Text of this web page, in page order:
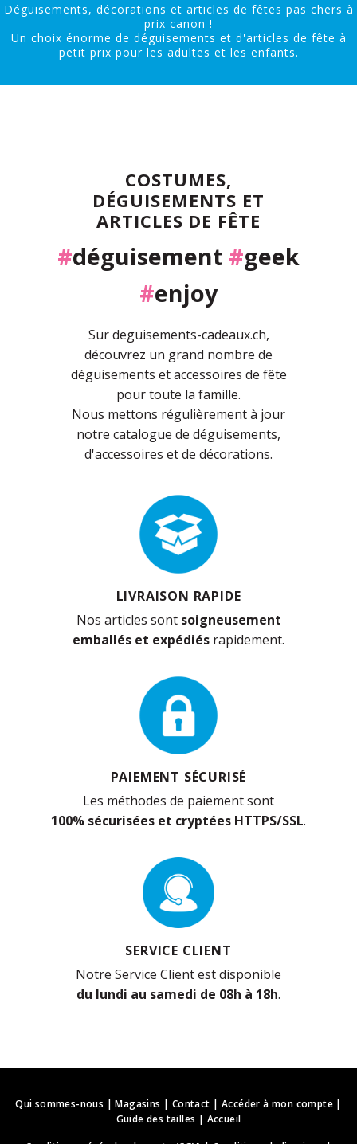
Déguisements, décorations et articles de fêtes pas chers à
prix canon !
Un choix énorme de déguisements et d'articles de fête à
petit prix pour les adultes et les enfants.
COSTUMES,
DÉGUISEMENTS ET
ARTICLES DE FÊTE
#déguisement #geek
#enjoy
Sur deguisements-cadeaux.ch,
découvrez un grand nombre de
déguisements et accessoires de fête
pour toute la famille.
Nous mettons régulièrement à jour
notre catalogue de déguisements,
d'accessoires et de décorations.
LIVRAISON RAPIDE
Nos articles sont soigneusement
emballés et expédiés rapidement.
PAIEMENT SÉCURISÉ
Les méthodes de paiement sont
100% sécurisées et cryptées HTTPS/SSL.
SERVICE CLIENT
Notre Service Client est disponible
du lundi au samedi de 08h à 18h.
Qui sommes-nous |Magasins | Contact | Accéder à mon compte|
Guide des tailles | Accueil